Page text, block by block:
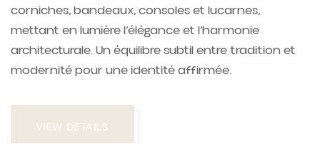
corniches, bandeaux, consoles et lucarnes,
mettant en lumière l’élégance et l’harmonie
architecturale. Un équilibre subtil entre tradition et
modernité pour une identité affirmée.
VIEW DETAILS